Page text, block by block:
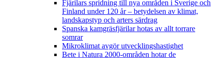
Fjärilars spridning till nya områden i Sverige och
Finland under 120 år– betydelsen av klimat,
landskapstyp och arters särdrag
Spanska kamgräsfjärilar hotas av allt torrare
somrar
Mikroklimat avgör utvecklingshastighet
Bete i Natura 2000-områden hotar de